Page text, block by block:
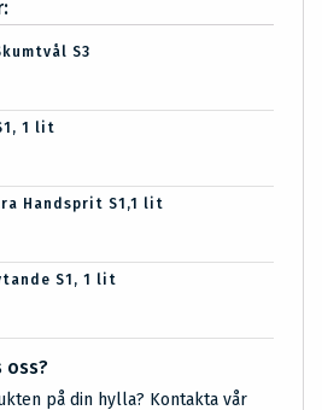
S3
1 lit
Handsprit S1,1 lit
S1, 1 lit
oss?
på din hylla? Kontakta vår